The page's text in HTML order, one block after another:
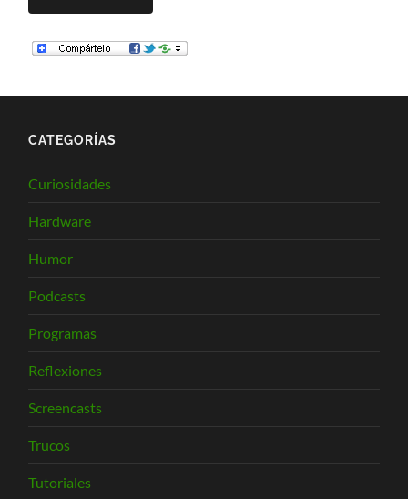
CATEGORÍAS
Curiosidades
Hardware
Humor
Podcasts
Programas
Reflexiones
Screencasts
Trucos
Tutoriales